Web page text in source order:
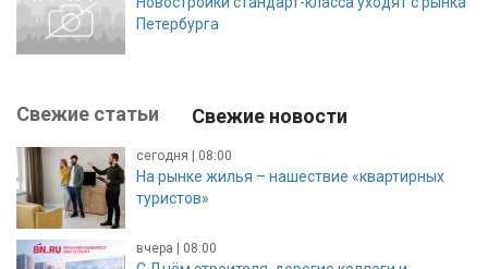
Петербурга
Свежие статьи Свежие новости
сегодня | 08:00
На рынке жилья – нашествие «квартирных
туристов»
вчера | 08:00